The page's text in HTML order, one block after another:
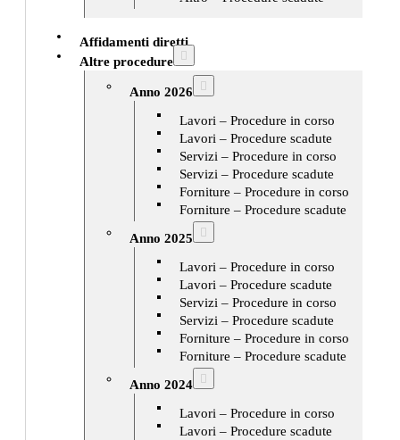
Affidamenti diretti
Altre procedure
Anno 2026
Lavori – Procedure in corso
Lavori – Procedure scadute
Servizi – Procedure in corso
Servizi – Procedure scadute
Forniture – Procedure in corso
Forniture – Procedure scadute
Anno 2025
Lavori – Procedure in corso
Lavori – Procedure scadute
Servizi – Procedure in corso
Servizi – Procedure scadute
Forniture – Procedure in corso
Forniture – Procedure scadute
Anno 2024
Lavori – Procedure in corso
Lavori – Procedure scadute